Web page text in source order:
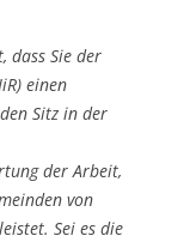
dass Sie der
einen
Sitz in der
der Arbeit,
von
Sei es die